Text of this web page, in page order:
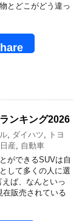
とどこがどう違っ
ンキング2026
ダイハツ
トヨ
日産
自動車
ができるSUVは自
して多くの人に選
ば、なんといっ
販売されている